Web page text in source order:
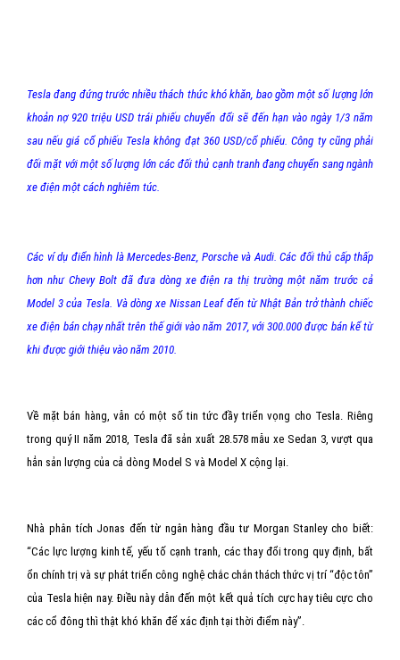
Tesla đang đứng trước nhiều thách thức khó khăn, bao gồm một số lượng lớn
khoản nợ 920 triệu USD trái phiếu chuyển đổi sẽ đến hạn vào ngày 1/3 năm
sau nếu giá cổ phiếu Tesla không đạt 360 USD/cổ phiếu. Công ty cũng phải
đối mặt với một số lượng lớn các đối thủ cạnh tranh đang chuyển sang ngành
xe điện một cách nghiêm túc.
Các ví dụ điển hình là Mercedes-Benz, Porsche và Audi. Các đối thủ cấp thấp
hơn như Chevy Bolt đã đưa dòng xe điện ra thị trường một năm trước cả
Model 3 của Tesla. Và dòng xe Nissan Leaf đến từ Nhật Bản trở thành chiếc
xe điện bán chạy nhất trên thế giới vào năm 2017, với 300.000 được bán kể từ
khi được giới thiệu vào năm 2010.
Về mặt bán hàng, vẫn có một số tin tức đầy triển vọng cho Tesla. Riêng
trong quý II năm 2018, Tesla đã sản xuất 28.578 mẫu xe Sedan 3, vượt qua
hẳn sản lượng của cả dòng Model S và Model X cộng lại.
Nhà phân tích Jonas đến từ ngân hàng đầu tư Morgan Stanley cho biết:
“Các lực lượng kinh tế, yếu tố cạnh tranh, các thay đổi trong quy định, bất
ổn chính trị và sự phát triển công nghệ chắc chắn thách thức vị trí “độc tôn”
của Tesla hiện nay. Điều này dẫn đến một kết quả tích cực hay tiêu cực cho
các cổ đông thì thật khó khăn để xác định tại thời điểm này”.